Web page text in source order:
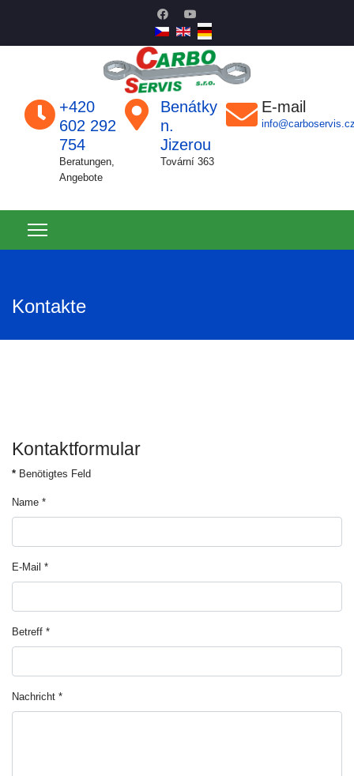
+420
602 292
754
Beratungen,
Angebote
Benátky
n.
Jizerou
Tovární 363
E-mail
Kontakte
Kontaktformular
* Benötigtes Feld
Name *
E-Mail *
Betreff *
Nachricht *